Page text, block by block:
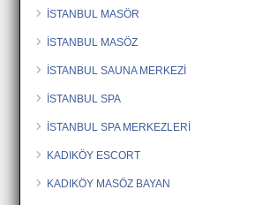
İSTANBUL MASÖR
İSTANBUL MASÖZ
İSTANBUL SAUNA MERKEZİ
İSTANBUL SPA
İSTANBUL SPA MERKEZLERİ
KADIKÖY ESCORT
KADIKÖY MASÖZ BAYAN